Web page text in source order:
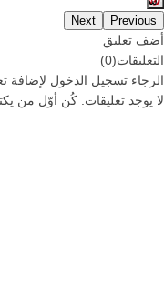
Previous
Next
أضف تعليق
التعليقات(
0
)
الرجاء تسجيل الدخول لإضافة
لا يوجد تعليقات. كُن أوّل من